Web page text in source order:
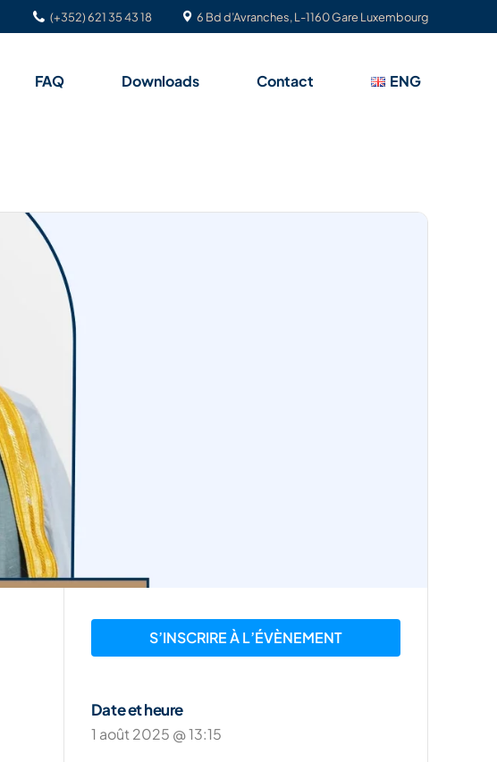
(+352) 621 35 43 18 6 Bd d’Avranches, L-1160 Gare Luxembourg
FAQ Downloads Contact ENG
S’INSCRIRE À L’ÉVÈNEMENT
Date et heure
1 août 2025 @ 13:15